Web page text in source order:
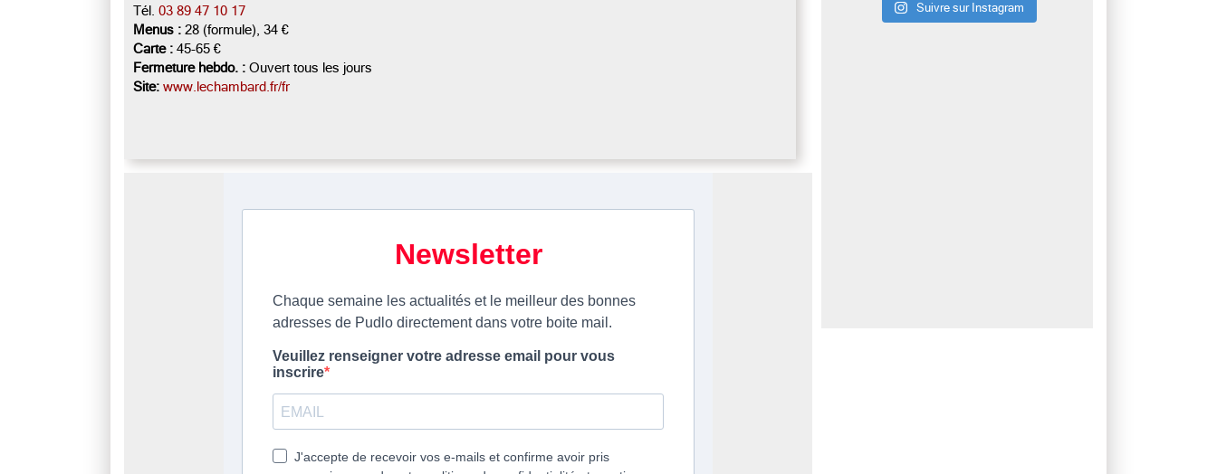
Tél. 03 89 47 10 17
Menus : 28 (formule), 34 €
Carte : 45-65 €
Fermeture hebdo. : Ouvert tous les jours
Site: www.lechambard.fr/fr
Suivre sur Instagram